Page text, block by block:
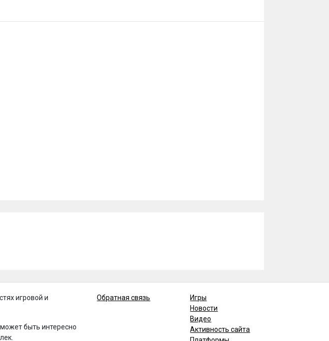
игровой и
быть интересно
Обратная связь
Игры
Новости
Видео
Активность сайта